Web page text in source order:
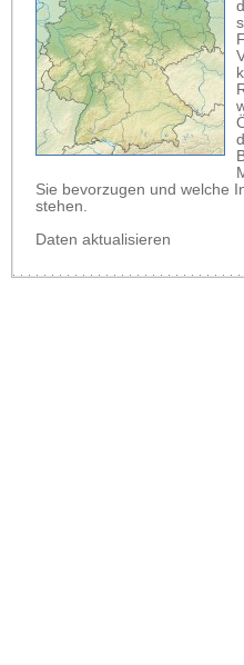
Sie bevorzugen und welche
stehen.
Daten aktualisieren